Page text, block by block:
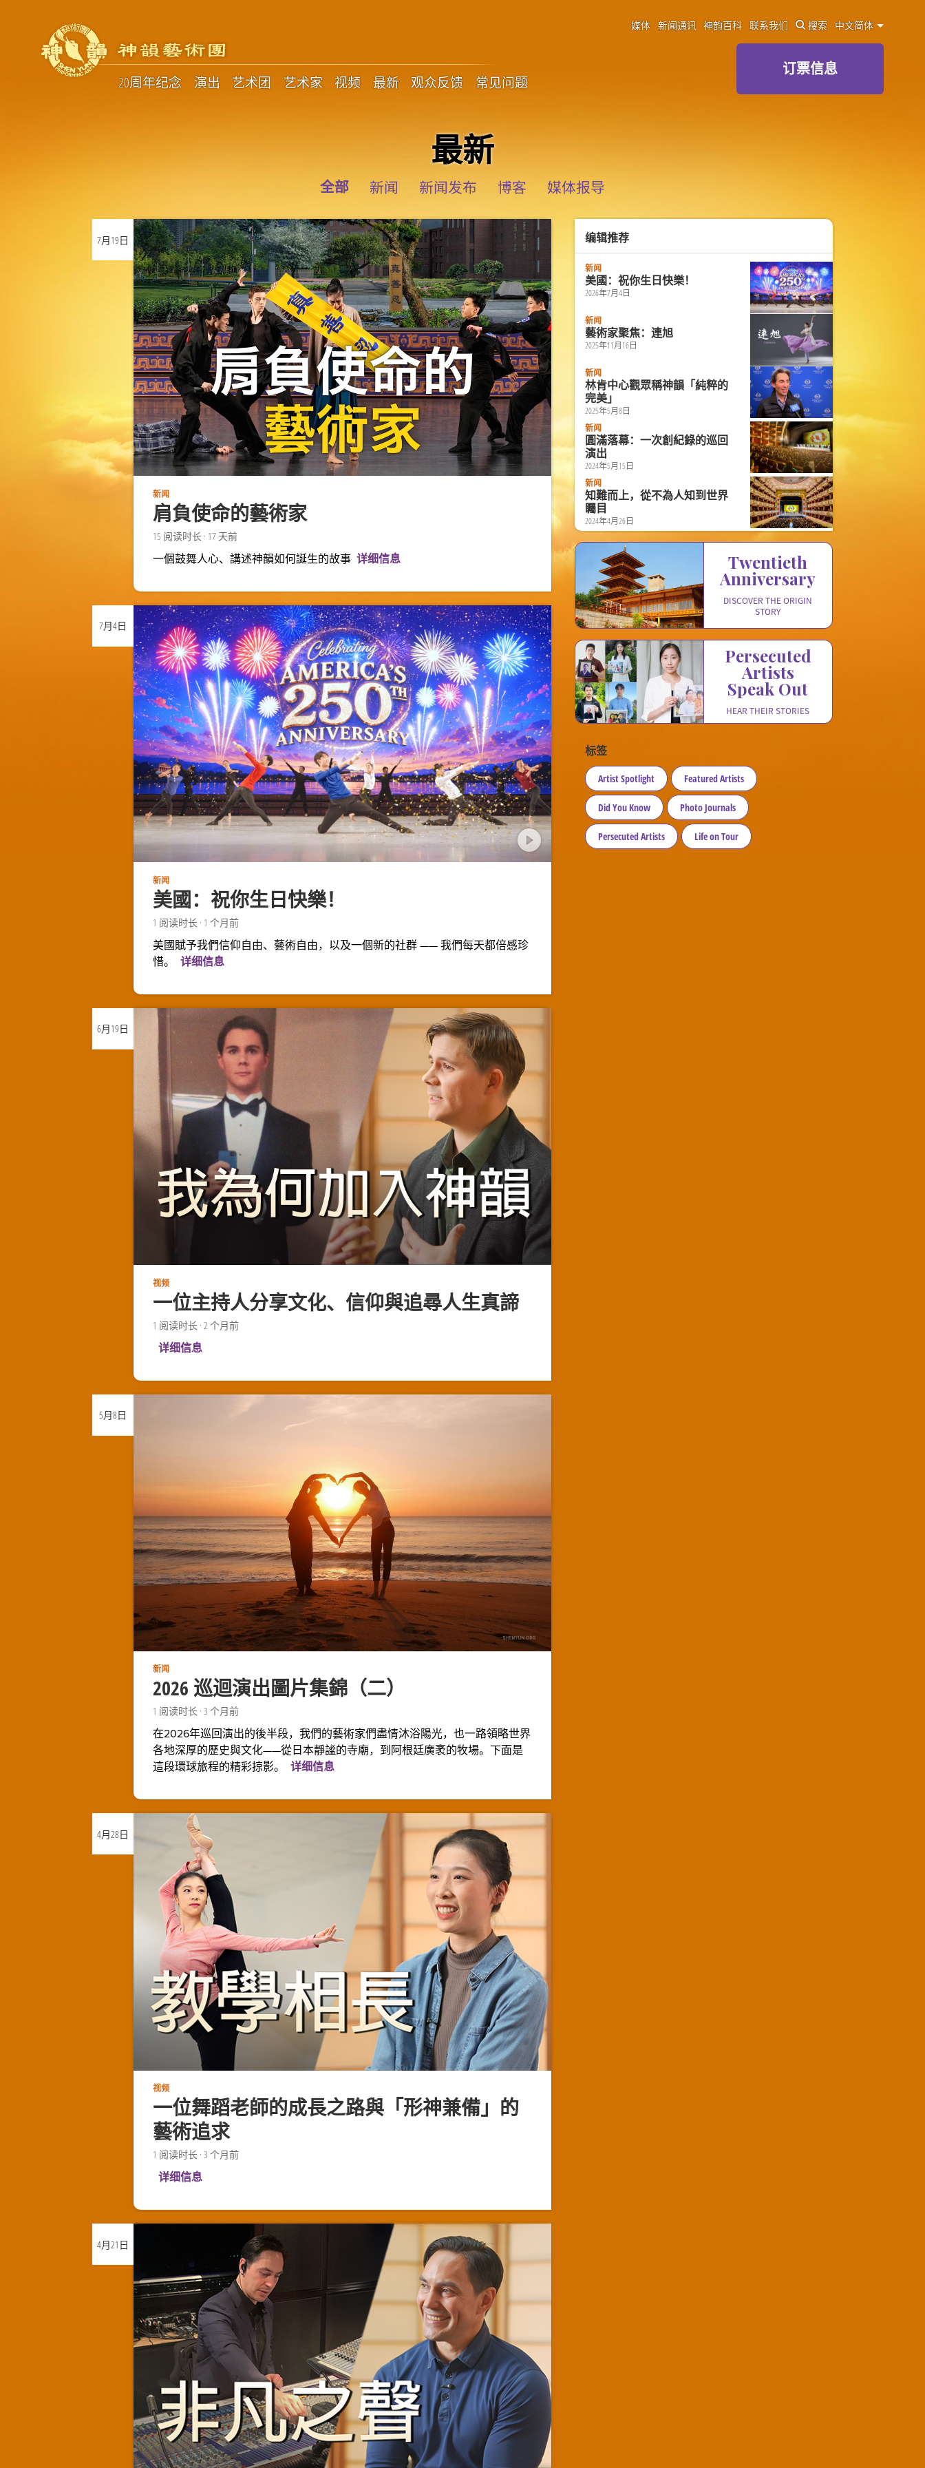
20周年纪念 演出 艺术团 艺术家 视频 最新 观众反馈 常见问题
媒体 新闻通讯 神韵百科 联系我们 搜索 中文简体
订票信息
最新
全部 新闻 新闻发布 博客 媒体报导
7月19日
新闻
肩負使命的藝術家
15 阅读时长 · 17 天前
一個鼓舞人心、講述神韻如何誕生的故事 详细信息
7月4日
新闻
美國：祝你生日快樂！
1 阅读时长 · 1 个月前
美國賦予我們信仰自由、藝術自由，以及一個新的社群 —— 我們每天都倍感珍
惜。
详细信息
6月19日
视频
一位主持人分享文化、信仰與追尋人生真諦
1 阅读时长 · 2 个月前
详细信息
5月8日
新闻
2026 巡迴演出圖片集錦（二）
1 阅读时长 ·3 个月前
在2026年巡回演出的後半段，我們的藝術家們盡情沐浴陽光，也一路領略世界
各地深厚的歷史與文化——從日本靜謐的寺廟，到阿根廷廣袤的牧場。下面是
這段環球旅程的精彩掠影。
详细信息
4月28日
视频
一位舞蹈老師的成長之路與「形神兼備」的
藝術追求
1 阅读时长 ·3 个月前
详细信息
4月21日
编辑推荐
新闻
美國：祝你生日快樂！
2026年7月4日
新闻
藝術家聚焦：連旭
2025年11月16日
新闻
林肯中心觀眾稱神韻「純粹的
完美」
2025年5月8日
新闻
圓滿落幕：一次創紀錄的巡回
演出
2024年5月15日
新闻
知難而上，從不為人知到世界
矚目
2024年4月26日
Twentieth
Anniversary
DISCOVER THE ORIGIN
STORY
Persecuted
Artists
Speak Out
HEAR THEIR STORIES
标签
Artist Spotlight Featured Artists
Did You Know Photo Journals
Persecuted Artists Life on Tour